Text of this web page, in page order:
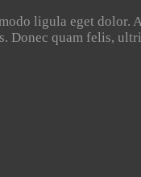
ligula eget dolor.
Donec quam felis,